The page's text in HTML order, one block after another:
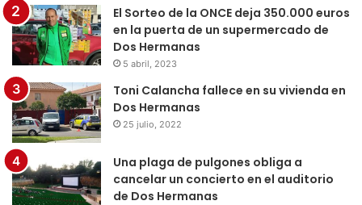
El Sorteo de la ONCE deja 350.000 euros
en la puerta de un supermercado de
Dos Hermanas
5 abril, 2023
Toni Calancha fallece en su vivienda en
Dos Hermanas
25 julio, 2022
Una plaga de pulgones obliga a
cancelar un concierto en el auditorio
de Dos Hermanas